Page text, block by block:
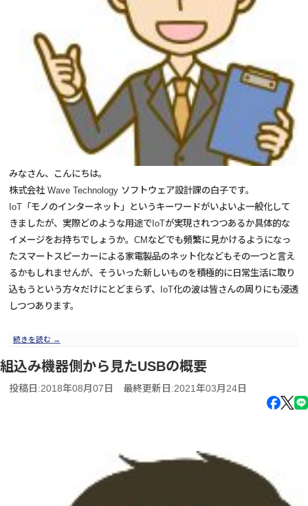
みなさん、こんにちは。
株式会社 Wave Technology ソフトウェア設計課の白子です。
IoT「モノのインターネット」というキーワードがいよいよ一般化して
きましたが、実際どのような用途でIoTが実現されつつあるか具体的な
イメージをお持ちでしょうか。CMなどでも頻繁に見かけるようになっ
たスマートスピーカーによる家電製品のネット化などもその一つと言え
るかもしれませんが、そういった新しいものを積極的に日常生活に取り
込もうという方々だけにとどまらず、IoT化の波は皆さんの周りにも浸透
しつつあります。
続きを読む →
組込み機器側から見たUSBの概要
投稿日:2018年08月07日 最終更新日:2021年03月24日